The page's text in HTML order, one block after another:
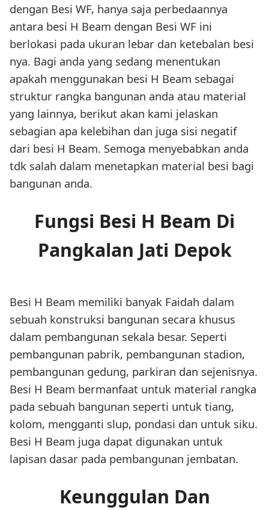
dengan Besi WF, hanya saja perbedaannya
antara besi H Beam dengan Besi WF ini
berlokasi pada ukuran lebar dan ketebalan besi
nya. Bagi anda yang sedang menentukan
apakah menggunakan besi H Beam sebagai
struktur rangka bangunan anda atau material
yang lainnya, berikut akan kami jelaskan
sebagian apa kelebihan dan juga sisi negatif
dari besi H Beam. Semoga menyebabkan anda
tdk salah dalam menetapkan material besi bagi
bangunan anda.
Fungsi Besi H Beam Di
Pangkalan Jati Depok
Besi H Beam memiliki banyak Faidah dalam
sebuah konstruksi bangunan secara khusus
dalam pembangunan sekala besar. Seperti
pembangunan pabrik, pembangunan stadion,
pembangunan gedung, parkiran dan sejenisnya.
Besi H Beam bermanfaat untuk material rangka
pada sebuah bangunan seperti untuk tiang,
kolom, mengganti slup, pondasi dan untuk siku.
Besi H Beam juga dapat digunakan untuk
lapisan dasar pada pembangunan jembatan.
Keunggulan Dan